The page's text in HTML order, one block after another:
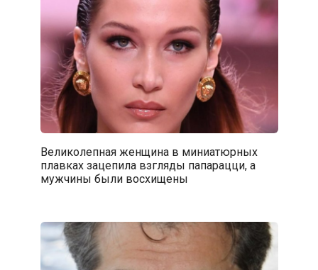
Великолепная женщина в миниатюрных
плавках зацепила взгляды папарацци, а
мужчины были восхищены